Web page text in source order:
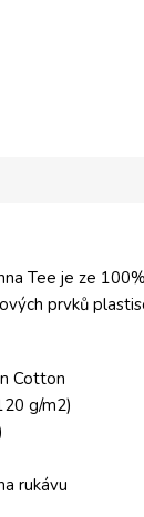
Tee je ze
prvků
Cotton
g/m2)
rukávu